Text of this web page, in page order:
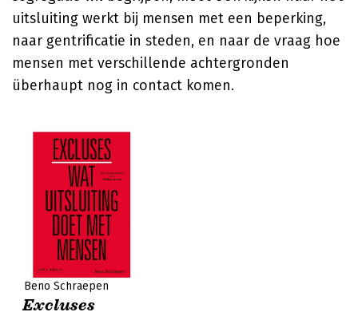
uitsluiting werkt bij mensen met een beperking,
naar gentrificatie in steden, en naar de vraag hoe
mensen met verschillende achtergronden
überhaupt nog in contact komen.
Beno Schraepen
Excluses